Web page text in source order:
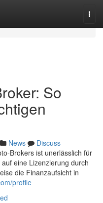
So
News
Discuss
Brokers ist unerlässlich für
eine Lizenzierung durch
die Finanzaufsicht in
profile